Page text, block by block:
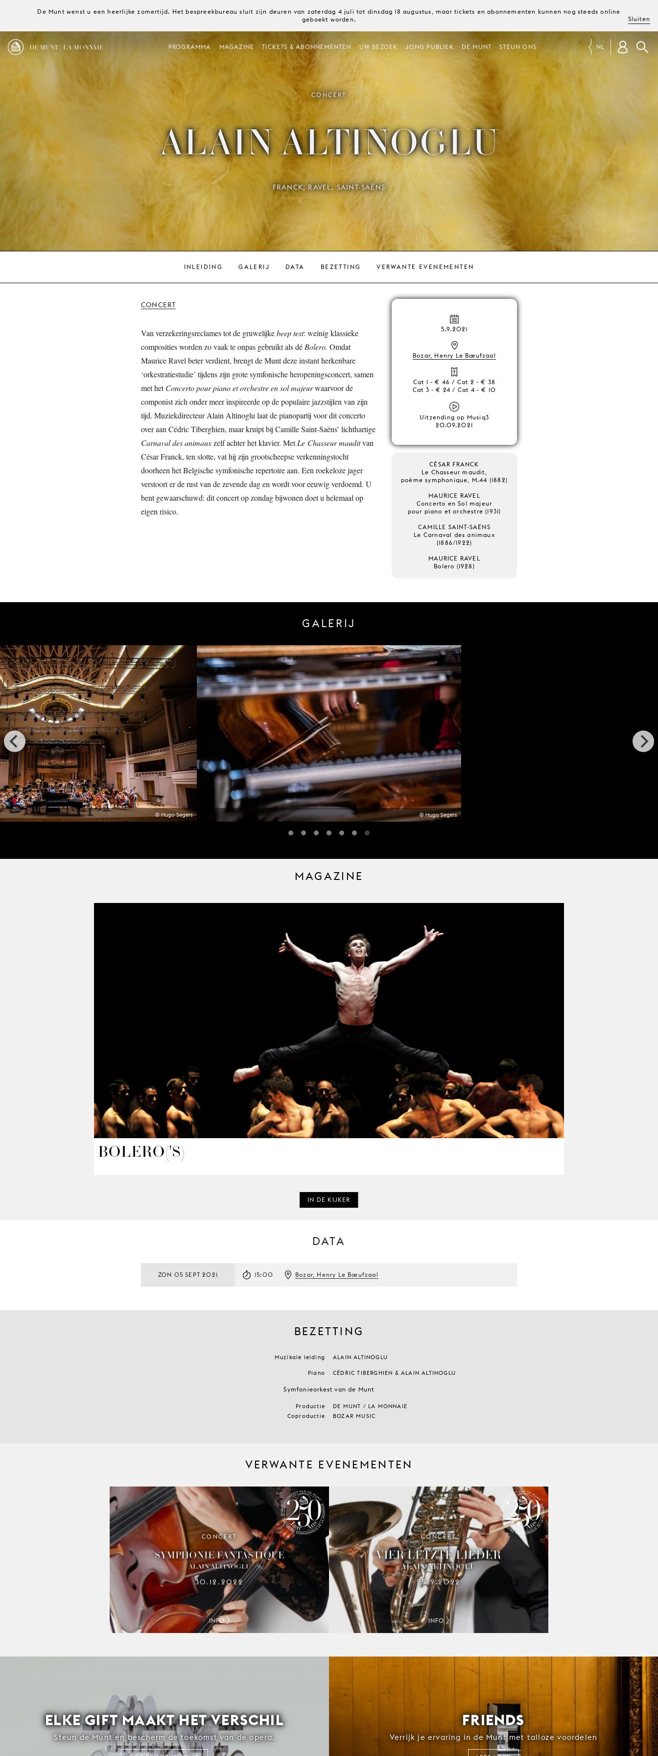
De Munt wenst u een heerlijke zomertijd. Het bespreekbureau sluit zijn deuren van zaterdag 4 juli tot dinsdag 18 augustus, maar tickets en abonnementen kunnen nog steeds online
geboekt worden.
Sluiten
DE MUNT / LA MONNAIE PROGRAMMA MAGAZINE TICKETS & ABONNEMENTEN UW BEZOEK JONG PUBLIEK DE MUNT STEUN ONS NL
CONCERT
ALAIN ALTINOGLU
FRANCK, RAVEL, SAINT-SAËNS
INLEIDING GALERIJ DATA BEZETTING VERWANTE EVENEMENTEN
CONCERT
Van verzekeringsreclames tot de gruwelijkebeep test: weinig klassieke
composities worden zo vaak te onpas gebruikt als dé Bolero. Omdat
Maurice Ravel beter verdient, brengt de Munt deze instant herkenbare
‘orkestratiestudie’ tijdens zijn grote symfonische heropeningsconcert, samen
met hetConcerto pour piano et orchestre en sol majeurwaarvoor de
componist zich onder meer inspireerde op de populaire jazzstijlen van zijn
tijd. Muziekdirecteur Alain Altinoglu laat de pianopartij voor dit concerto
over aan Cédric Tiberghien, maar kruipt bij Camille Saint-Saëns’ lichthartige
Carnaval des animauxzelf achter het klavier. MetLe Chasseur mauditvan
César Franck, ten slotte, vat hij zijn grootscheepse verkenningstocht
doorheen het Belgische symfonische repertoire aan. Een roekeloze jager
verstoort er de rust van de zevende dag en wordt voor eeuwig verdoemd. U
bent gewaarschuwd: dit concert op zondag bijwonen doet u helemaal op
eigen risico.
5.9.2021
Bozar, Henry Le Bœufzaal
Cat 1 - € 46 / Cat 2 - € 38
Cat 3 - € 24 / Cat 4 - € 10
Uitzending op Musiq3
20.09.2021
CÉSAR FRANCK
Le Chasseur maudit,
poème symphonique, M.44 (1882)
MAURICE RAVEL
Concerto en Sol majeur
pour piano et orchestre (1931)
CAMILLE SAINT-SAËNS
Le Carnaval des animaux
(1886/1922)
MAURICE RAVEL
Bolero (1928)
GALERIJ
© Hugo Segers © Hugo Segers
MAGAZINE
BOLERO('S)
IN DE KIJKER
DATA
ZON 05 SEPT 2021 15:00 Bozar, Henry Le Bœufzaal
BEZETTING
Muzikale leiding ALAIN ALTINOGLU
Piano CÉDRIC TIBERGHIEN & ALAIN ALTINOGLU
Symfonieorkest van de Munt
Productie
DE MUNT / LA MONNAIE
Coproductie
BOZAR MUSIC
VERWANTE EVENEMENTEN
SYMFONIEORKEST VAN DE MUNT
250 JAAR
CONCERT
SYMPHONIE FANTASTIQUE
ALAIN ALTINOGLU
30.12.2022
INFO
SYMFONIEORKEST VAN DE MUNT
250 JAAR
CONCERT
VIER LETZTE LIEDER
ALAIN ALTINOGLU
25.9.2022
INFO
ELKE GIFT MAAKT HET VERSCHIL
Steun de Munt en bescherm de toekomst van de opera.
FRIENDS
Verrijk je ervaring in de Munt met talloze voordelen